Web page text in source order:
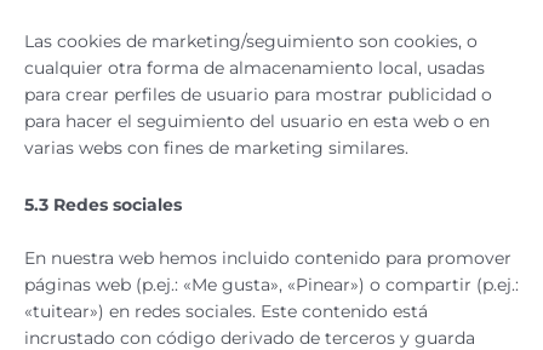
Las cookies de marketing/seguimiento son cookies, o
cualquier otra forma de almacenamiento local, usadas
para crear perfiles de usuario para mostrar publicidad o
para hacer el seguimiento del usuario en esta web o en
varias webs con fines de marketing similares.
5.3 Redes sociales
En nuestra web hemos incluido contenido para promover
páginas web (p.ej.: «Me gusta», «Pinear») o compartir (p.ej.:
«tuitear») en redes sociales. Este contenido está
incrustado con código derivado de terceros y guarda